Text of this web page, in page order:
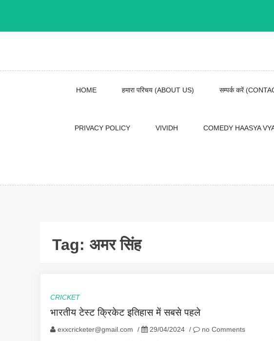
HOME हमारा परिचय (ABOUT US) सम्पर्क करें
PRIVACY POLICY VIVIDH COMEDY HAASYA
Tag: अमर सिंह
CRICKET
भारतीय टेस्ट क्रिकेट इतिहास में सबसे पहले
exxcricketer@gmail.com / 29/04/2024 / no Comments